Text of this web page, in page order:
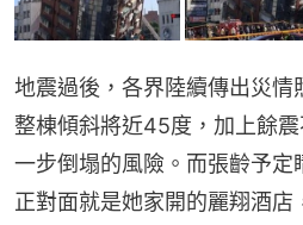
地震過後，各界陸續傳出災情
整棟傾斜將近45度，加上餘
一步倒塌的風險。而張齡予定
正對面就是她家開的麗翔酒店